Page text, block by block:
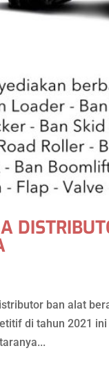
ban alat
di tahun 2021